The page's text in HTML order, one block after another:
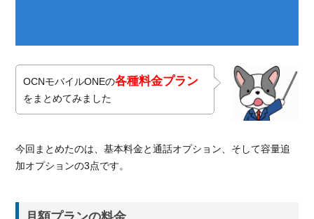
OCNモバイルONEの各種料金プラン
をまとめてみました
今回まとめたのは、基本料金と通話オプション、そして容量追
加オプションの3点です。